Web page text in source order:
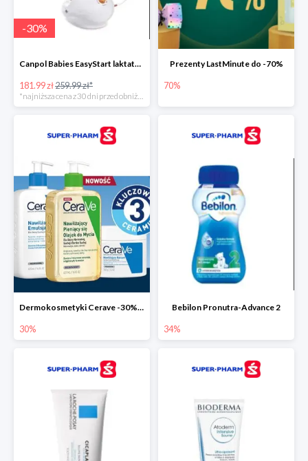
-30%
Canpol Babies EasyStart laktator elektryczny
181.99 zł259.99 zł*
*najniższa cena z 30 dni przed obniżką
Prezenty LastMinute do -70%
70%
Dermokosmetyki Cerave -30% cała seria
30%
Bebilon Pronutra-Advance 2
34%